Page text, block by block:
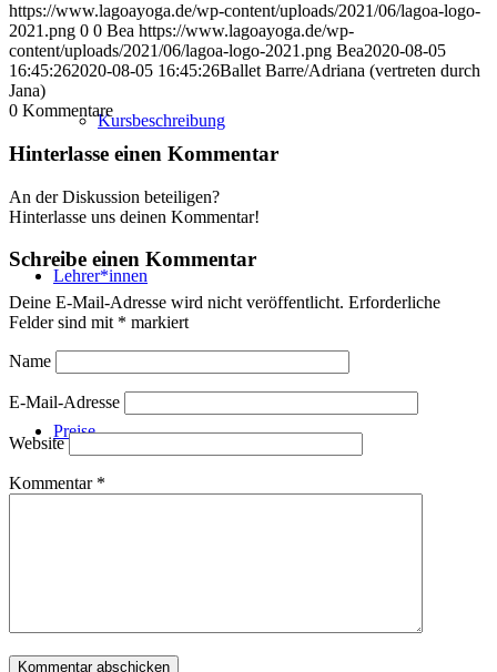
Kursbeschreibung
Lehrer*innen
Preise
https://www.lagoayoga.de/wp-content/uploads/2021/06/lagoa-logo-
2021.png 0 0 Bea https://www.lagoayoga.de/wp-
content/uploads/2021/06/lagoa-logo-2021.png Bea2020-08-05
16:45:262020-08-05 16:45:26Ballet Barre/Adriana (vertreten durch
Jana)
0 Kommentare
Hinterlasse einen Kommentar
An der Diskussion beteiligen?
Hinterlasse uns deinen Kommentar!
Schreibe einen Kommentar
Deine E-Mail-Adresse wird nicht veröffentlicht. Erforderliche
Felder sind mit * markiert
Name
E-Mail-Adresse
Website
Kommentar *